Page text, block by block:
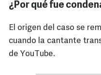
¿Por qué fue
El origen del caso se
cuando la cantante
de YouTube.